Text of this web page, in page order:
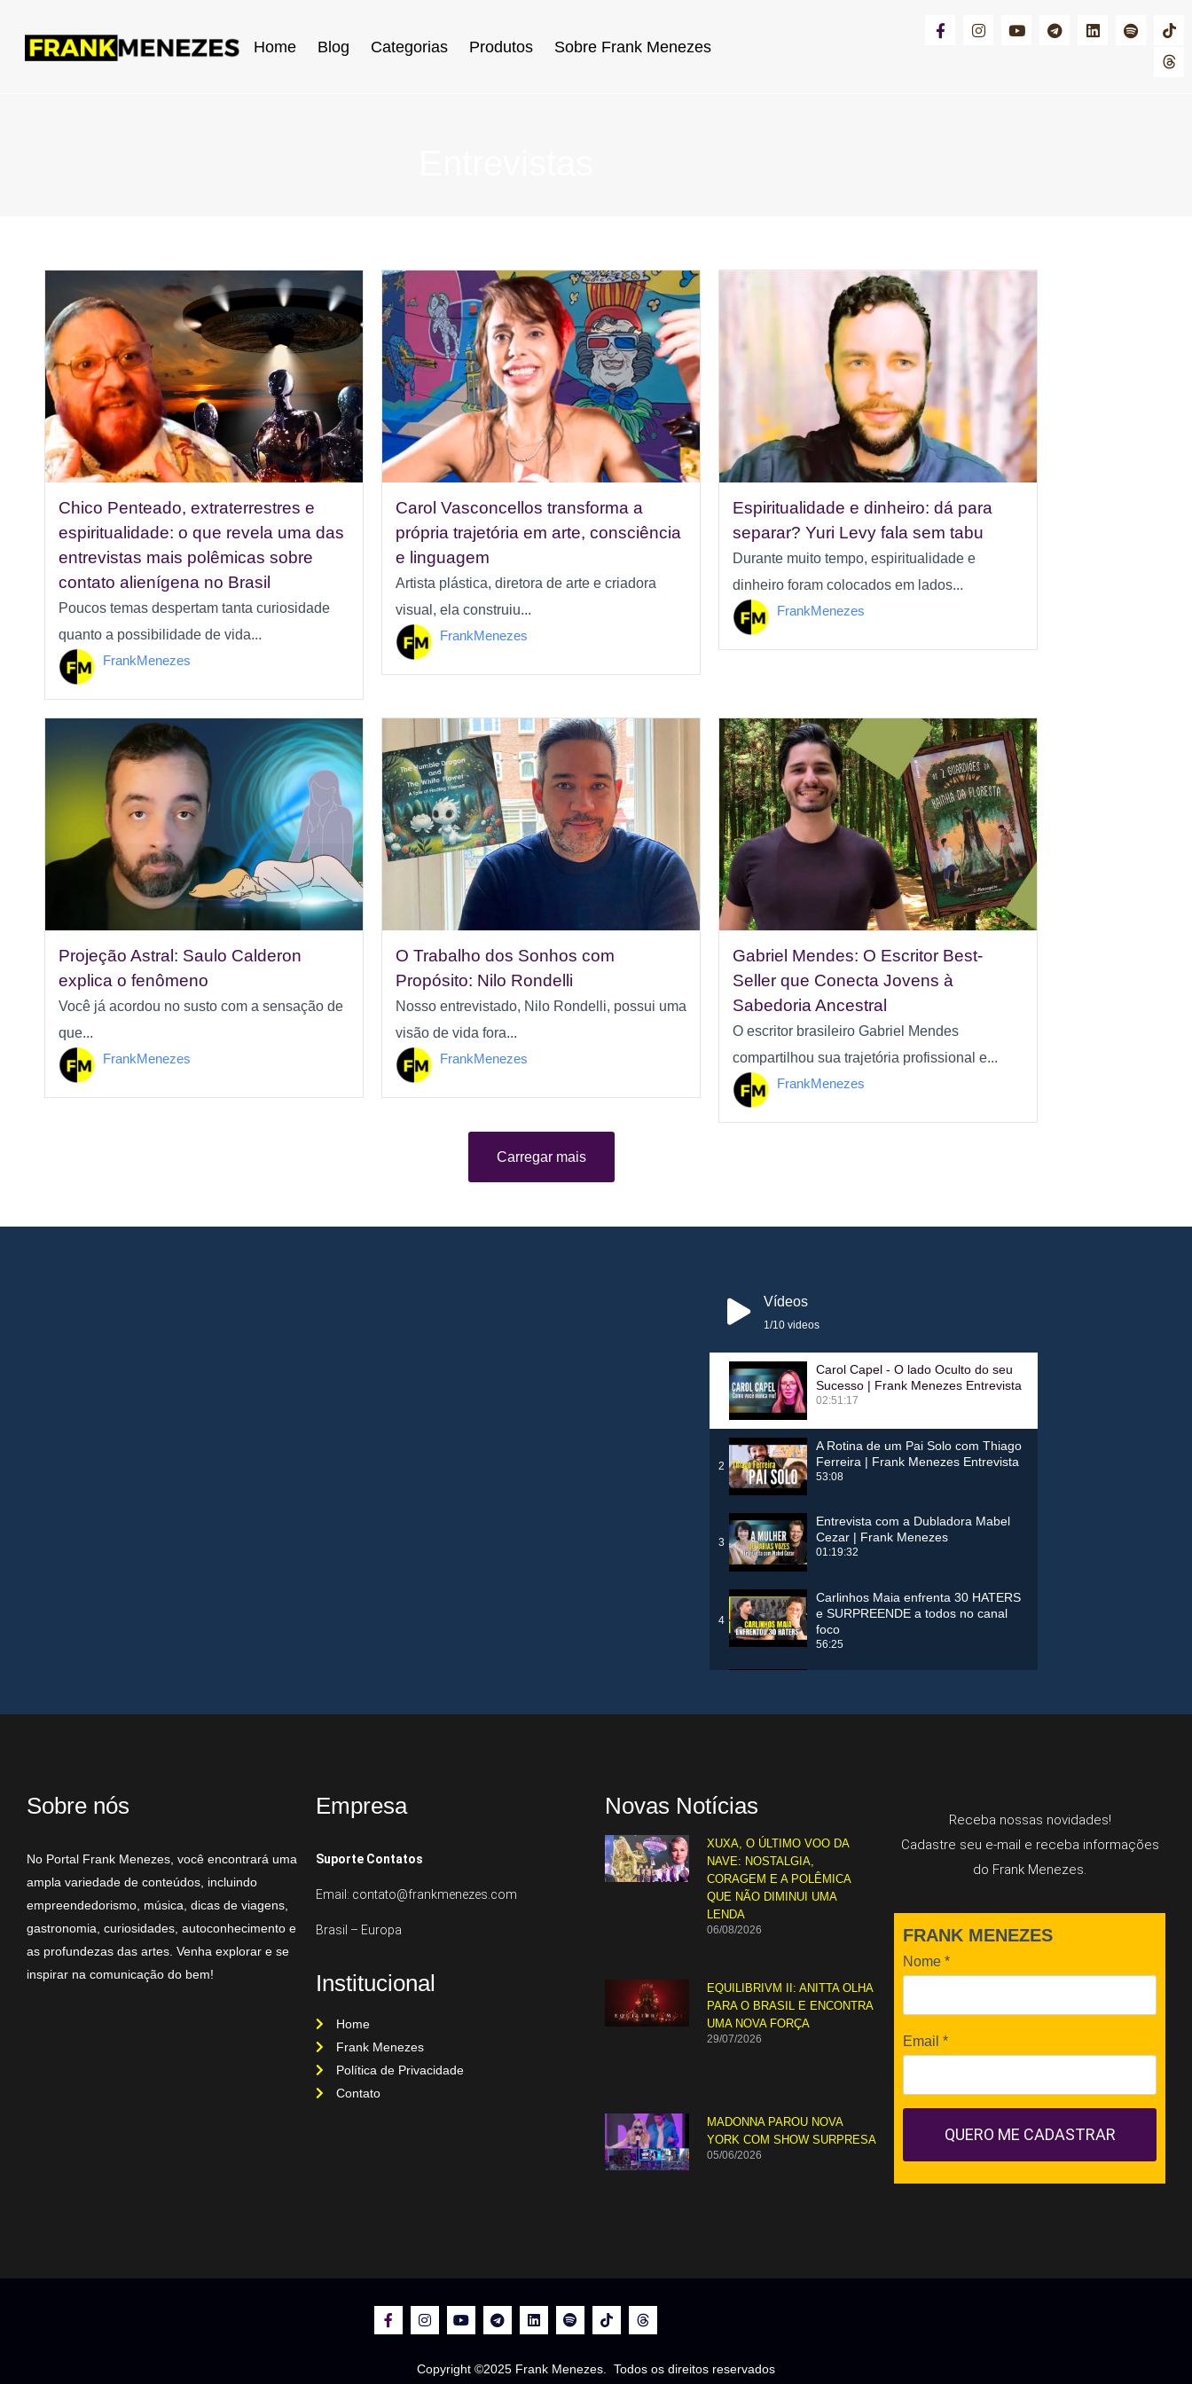
Home Blog Categorias Produtos Sobre Frank Menezes
Chico Penteado, extraterrestres e
espiritualidade: o que revela uma das
entrevistas mais polêmicas sobre
contato alienígena no Brasil
Poucos temas despertam tanta curiosidade
quanto a possibilidade de vida...
FrankMenezes
Carol Vasconcellos transforma a
própria trajetória em arte, consciência
e linguagem
Artista plástica, diretora de arte e criadora
visual, ela construiu...
FrankMenezes
Espiritualidade e dinheiro: dá para
separar? Yuri Levy fala sem tabu
Durante muito tempo, espiritualidade e
dinheiro foram colocados em lados...
FrankMenezes
Projeção Astral: Saulo Calderon
explica o fenômeno
Você já acordou no susto com a sensação de
que...
FrankMenezes
O Trabalho dos Sonhos com
Propósito: Nilo Rondelli
Nosso entrevistado, Nilo Rondelli, possui uma
visão de vida fora...
FrankMenezes
Gabriel Mendes: O Escritor Best-
Seller que Conecta Jovens à
Sabedoria Ancestral
O escritor brasileiro Gabriel Mendes
compartilhou sua trajetória profissional e...
FrankMenezes
Carregar mais
Vídeos
1/10videos
Carol Capel - O lado Oculto do seu
Sucesso | Frank Menezes Entrevista
02:51:17
2
A Rotina de um Pai Solo com Thiago
Ferreira | Frank Menezes Entrevista
53:08
3
Entrevista com a Dubladora Mabel
Cezar | Frank Menezes
01:19:32
4
Carlinhos Maia enfrenta 30 HATERS
e SURPREENDE a todos no canal
foco
56:25
7
CONECTANDO A SUA PRÓPRIA
NATUREZA I Frank Menezes
46:04
8
9
A Sincronicidade e o Significado dos
Números Iguais: Acontece com Você?
Monteiro | Frank Menezes
01:09:58
Sobre nós
No Portal Frank Menezes, você encontrará uma
ampla variedade de conteúdos, incluindo
empreendedorismo, música, dicas de viagens,
gastronomia, curiosidades, autoconhecimento e
as profundezas das artes. Venha explorar e se
inspirar na comunicação do bem!
Empresa
Suporte Contatos
Email: contato@frankmenezes.com
Brasil – Europa
Institucional
Home
Frank Menezes
Política de Privacidade
Contato
Novas Notícias
XUXA, O ÚLTIMO VOO DA
NAVE: NOSTALGIA,
CORAGEM E A POLÊMICA
QUE NÃO DIMINUI UMA
LENDA
06/08/2026
EQUILIBRIVM II: ANITTA OLHA
PARA O BRASIL E ENCONTRA
UMA NOVA FORÇA
29/07/2026
MADONNA PAROU NOVA
YORK COM SHOW SURPRESA
05/06/2026
Receba nossas novidades!
Cadastre seu e-mail e receba informações
do Frank Menezes.
FRANK MENEZES
Nome *
Email *
QUERO ME CADASTRAR
Copyright ©2025 Frank Menezes. Todos os direitos reservados